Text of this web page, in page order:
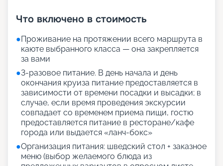
Что включено в стоимость
●Проживание на протяжении всего маршрута в
каюте выбранного класса — она закрепляется
за вами
●3-разовое питание. В день начала и день
окончания круиза питание предоставляется в
зависимости от времени посадки и высадки; в
случае, если время проведения экскурсии
совпадает со временем приема пищи, гостю
предоставляется питание в ресторане/кафе
города или выдается «ланч-бокс»
●Организация питания: шведский стол + заказное
меню (выбор желаемого блюда из